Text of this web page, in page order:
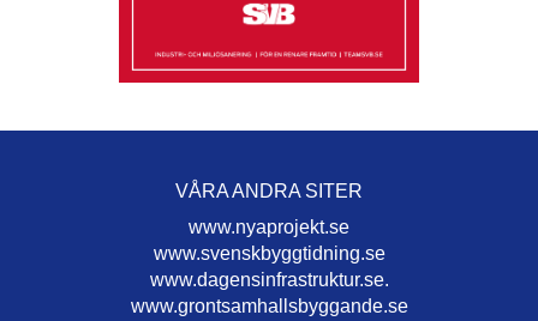
VÅRA ANDRA SITER
www.nyaprojekt.se
www.svenskbyggtidning.se
www.dagensinfrastruktur.se.
www.grontsamhallsbyggande.se